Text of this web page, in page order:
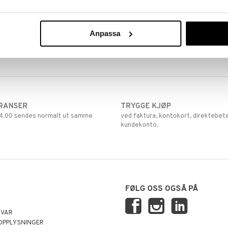
Anpassa
sendes normalt ut samme
TRYGGE KJØP
ved faktura, kontokort,
kundekonto.
FØLG OSS OGSÅ PÅ